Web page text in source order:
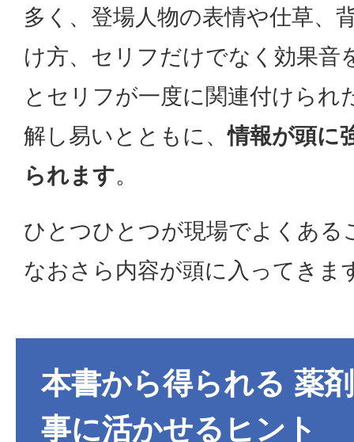
多く、登場人物の表情や仕草、
け方、セリフだけでなく効果音
とセリフが一度に関連付けられ
解し易いとともに、情報が頭に
られます。
ひとつひとつが現場でよくある
なおさら内容が頭に入ってきま
本書から得られる 薬
事に活かせるヒント